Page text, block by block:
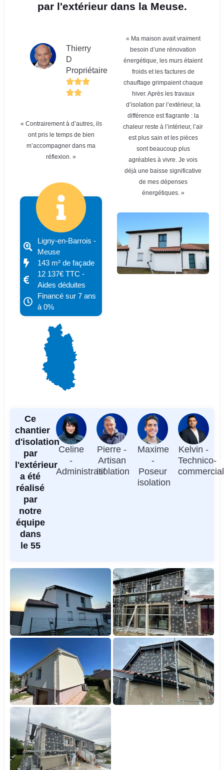
par l'extérieur dans la Meuse.
Thierry
D
Propriétaire
« Contrairement à d’autres, ils
ont pris le temps de bien
m’accompagner dans ma
réflexion. »
Ligny-en-Barrois -
Meuse
143 m² de façade
12 137€ TTC -
Aides déduites
Financé sur 7 ans
à 0%
« Ma maison avait vraiment
besoin d’une rénovation
énergétique, les murs étaient
froids et les factures de
chauffage grimpaient chaque
hiver. Après les travaux
d’isolation par l’extérieur, la
différence est flagrante : la
chaleur reste à l’intérieur, l’air
est plus sain et les pièces
sont beaucoup plus
agréables à vivre. Je vois
déjà une baisse significative
de mes dépenses
énergétiques. »
Ce
chantier
d'isolation
par
l'extérieur
a été
réalisé
par
notre
équipe
dans
le 55
Celine
-
Administratif
Pierre -
Artisan
isolation
Maxime
-
Poseur
isolation
Kelvin -
Technico-
commercial